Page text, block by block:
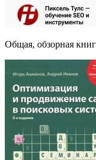
Общая, обзорная